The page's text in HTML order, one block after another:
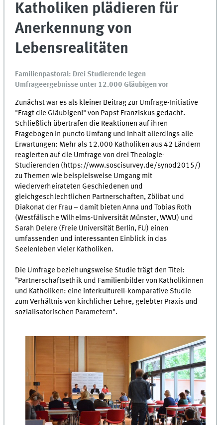
Katholiken plädieren für
Anerkennung von
Lebensrealitäten
Familienpastoral: Drei Studierende legen
Umfrageergebnisse unter 12.000 Gläubigen vor
Zunächst war es als kleiner Beitrag zur Umfrage-Initiative
"Fragt die Gläubigen!" von Papst Franziskus gedacht.
Schließlich übertrafen die Reaktionen auf ihren
Fragebogen in puncto Umfang und Inhalt allerdings alle
Erwartungen: Mehr als 12.000 Katholiken aus 42 Ländern
reagierten auf die Umfrage von drei Theologie-
Studierenden (https://www.soscisurvey.de/synod2015/)
zu Themen wie beispielsweise Umgang mit
wiederverheirateten Geschiedenen und
gleichgeschlechtlichen Partnerschaften, Zölibat und
Diakonat der Frau – damit bieten Anna und Tobias Roth
(Westfälische Wilhelms-Universität Münster, WWU) und
Sarah Delere (Freie Universität Berlin, FU) einen
umfassenden und interessanten Einblick in das
Seelenleben vieler Katholiken.
Die Umfrage beziehungsweise Studie trägt den Titel:
"Partnerschaftsethik und Familienbilder von Katholikinnen
und Katholiken: eine interkulturell-komparative Studie
zum Verhältnis von kirchlicher Lehre, gelebter Praxis und
sozialisatorischen Parametern".